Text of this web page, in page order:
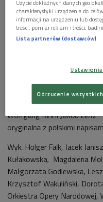
przywrócenia równowagi
rewolucji przemysłowej,
obietnice kapitalizmu.
anarchią, próbą stworzenia
Wolfgang RihmJakob Lenz-
oryginalna z polskimi
Wyk. Holger Falk, Jacek
Kułakowska, Magdalena
Małgorzata Godlewska,
Krzysztof Wakuliński,
Orkiestra Opery Narodowej,
Użycie dokładnych danych
charakterystyki urządzenia do
informacji na urządzeniu lub
treści, pomiar reklam i treści,
Lista partnerów (dostawców)
Odrzucenie wszystkich